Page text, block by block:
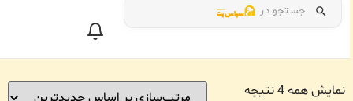
جستجو در
نمایش همه 4 نتیجه